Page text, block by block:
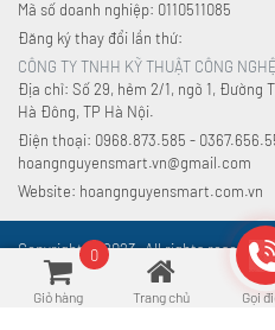
Mã số doanh nghiệp: 0110511085
Đăng ký thay đổi lần thứ:
CÔNG TY TNHH KỸ THUẬT CÔNG
Địa chỉ: Số 29, hẻm 2/1, ngõ 1, Đường
Hà Đông, TP Hà Nội.
Điện thoại: 0968.873.585 -
hoangnguyensmart.vn@gmail.com
Website: hoangnguyensmart.com.vn
Copyright © 2023. All rights reserved.
Xu hướng tìm kiếm: ,
0
Giỏ hàng Trang chủ Gọi